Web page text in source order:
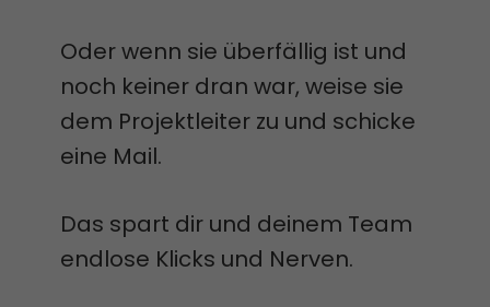
Oder wenn sie überfällig ist und
noch keiner dran war, weise sie
dem Projektleiter zu und schicke
eine Mail.
Das spart dir und deinem Team
endlose Klicks und Nerven.